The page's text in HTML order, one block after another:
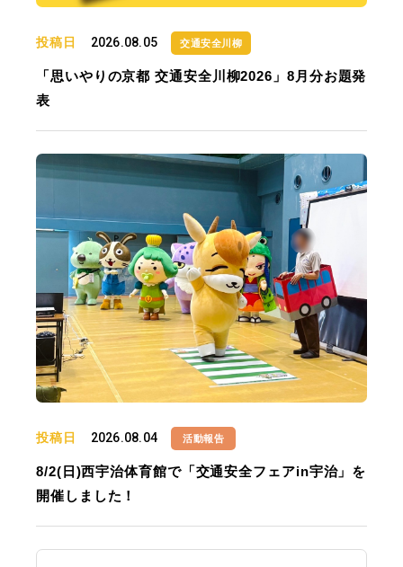
投稿日 2026.08.05 交通安全川柳
「思いやりの京都 交通安全川柳2026」8月分お題発
表
投稿日 2026.08.04 活動報告
8/2(日)西宇治体育館で「交通安全フェアin宇治」を
開催しました！